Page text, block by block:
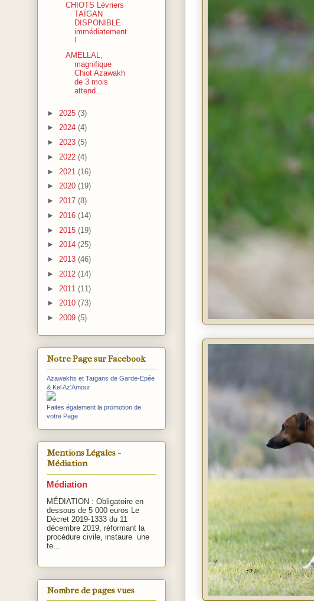
CHIOTS Lévriers
TAÏGAN
DISPONIBLE
immédiatement
!
AMELLAL,
magnifique
Chiot Azawakh
de 3 mois
attend...
► 2025 (3)
► 2024 (4)
► 2023 (5)
► 2022 (4)
► 2021 (16)
► 2020 (19)
► 2017 (8)
► 2016 (14)
► 2015 (19)
► 2014 (25)
► 2013 (46)
► 2012 (14)
► 2011 (11)
► 2010 (73)
► 2009 (5)
Notre Page sur Facebook
Azawakhs et Taïgans de Garde-Epée
& Kel Az'Amour
Faites également la promotion de
votre Page
Mentions Légales -
Médiation
Médiation
MÉDIATION : Obligatoire en
dessous de 5 000 euros Le
Décret 2019-1333 du 11
décembre 2019, réformant la
procédure civile, instaure une
te...
Nombre de pages vues